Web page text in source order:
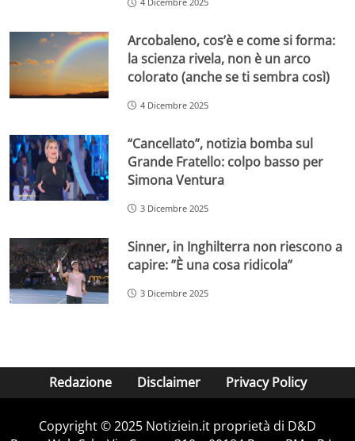
Arcobaleno, cos’è e come si forma:
la scienza rivela, non è un arco
colorato (anche se ti sembra così)
4 Dicembre 2025
“Cancellato”, notizia bomba sul
Grande Fratello: colpo basso per
Simona Ventura
3 Dicembre 2025
Sinner, in Inghilterra non riescono a
capire: ”È una cosa ridicola”
3 Dicembre 2025
Redazione Disclaimer Privacy Policy
Copyright © 2025 Notiziein.it proprietà di D&D